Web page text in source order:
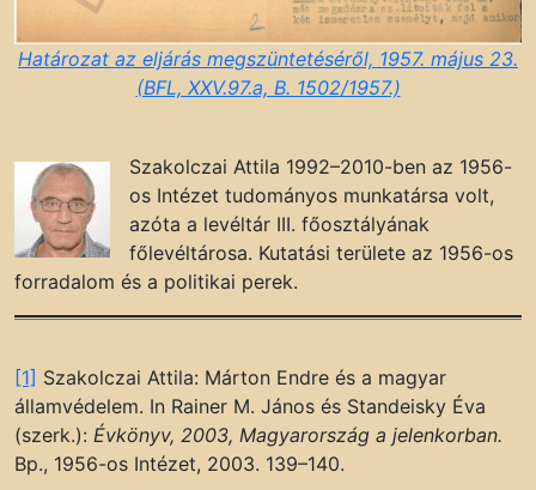
Határozat az eljárás megszüntetéséről, 1957. május 23.
(BFL, XXV.97.a, B. 1502/1957.)
Szakolczai Attila 1992–2010-ben az 1956-
os Intézet tudományos munkatársa volt,
azóta a levéltár III. főosztályának
főlevéltárosa. Kutatási területe az 1956-os
forradalom és a politikai perek.
[1] Szakolczai Attila: Márton Endre és a magyar
államvédelem. In Rainer M. János és Standeisky Éva
(szerk.): Évkönyv, 2003, Magyarország a jelenkorban.
Bp., 1956-os Intézet, 2003. 139–140.